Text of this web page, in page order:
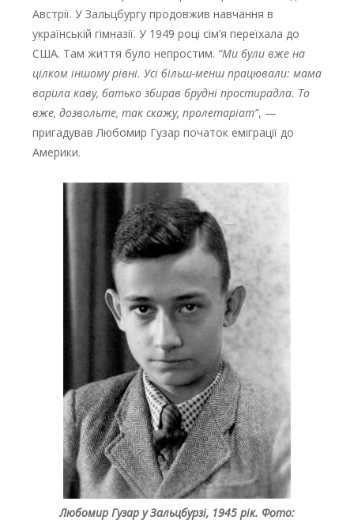
Австрії. У Зальцбургу продовжив навчання в
українській гімназії. У 1949 році сім’я переїхала до
США. Там життя було непростим. “Ми були вже на
цілком іншому рівні. Усі більш-менш працювали: мама
варила каву, батько збирав брудні простирадла. То
вже, дозвольте, так скажу, пролетаріат”, —
пригадував Любомир Гузар початок еміграції до
Америки.
Любомир Гузар у Зальцбурзі, 1945 рік. Фото: